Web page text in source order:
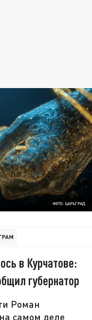
ФОТО: ЦАРЬГРАД
в Курчатове:
губернатор
Роман
самом деле